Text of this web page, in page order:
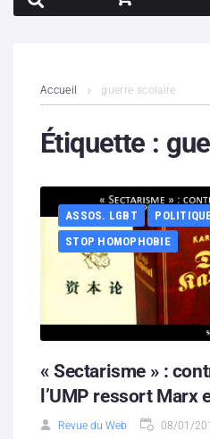
Contenus litigieux
Boutique
Partenaires
Accueil guerre scolaire
Étiquette :
ASSOS. LGBT
STOP HOMOPHOBIE
« Sectarisme » :
l’UMP ressort Marx
Revue du Web 08/01/